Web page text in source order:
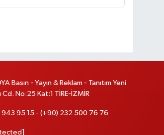
Basın - Yayın & Reklam - Tanıtım Yeni
Cd. No:25 Kat:1 TİRE-İZMİR
95 15 - (+90) 232 500 76 76